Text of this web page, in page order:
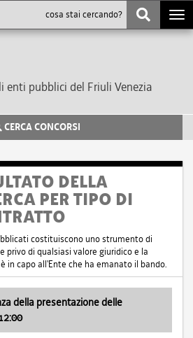
enti pubblici del Friuli Venezia
CERCA CONCORSI
DELLA
PER TIPO DI
costituiscono uno strumento di
privo di qualsiasi valore giuridico e la
in capo all'Ente che ha emanato il bando.
della presentazione delle